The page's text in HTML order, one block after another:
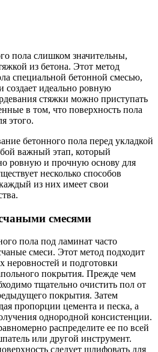
пола слишком значительны,
из бетона. Этот метод
специальной бетонной смесью,
создает идеально ровную
стяжки можно приступать
в том, что поверхность пола
этого.
бетонного пола перед укладкой
важный этап, который
ровную и прочную основу для
несколько способов
из них имеет свои
смесями
пола под ламинат часто
смеси. Этот метод подходит
неровностей и подготовки
покрытия. Прежде чем
тщательно очистить пол от
покрытия. Затем
пропорции цемента и песка, а
однородной консистенции.
распределите ее по всей
или другой инструмент.
следует шлифовать для